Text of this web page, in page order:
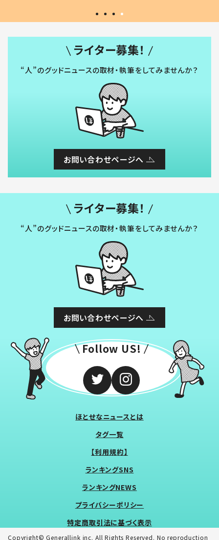
ライター募集！
“人”のグッドニュースの取材・執筆をしてみませんか？
お問い合わせページへ
ライター募集！
“人”のグッドニュースの取材・執筆をしてみませんか？
お問い合わせページへ
Follow US!
ほとせなニュースとは
タグ一覧
【利用規約】
ランキングSNS
ランキングNEWS
プライバシーポリシー
特定商取引法に基づく表示
Copyright© Generallink inc. All Rights Reserved. No reproduction